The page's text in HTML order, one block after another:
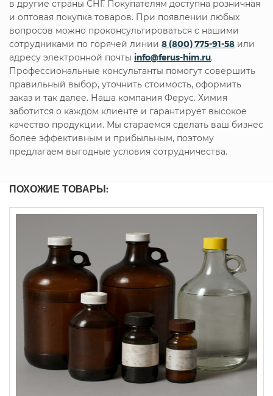
в другие страны СНГ. Покупателям доступна розничная
и оптовая покупка товаров. При появлении любых
вопросов можно проконсультироваться с нашими
сотрудниками по горячей линии 8 (800) 775-91-58 или
адресу электронной почты info@ferus-him.ru.
Профессиональные консультанты помогут совершить
правильный выбор, уточнить стоимость, оформить
заказ и так далее. Наша компания Ферус. Химия
заботится о каждом клиенте и гарантирует высокое
качество продукции. Мы стараемся сделать ваш бизнес
более эффективным и прибыльным, поэтому
предлагаем выгодные условия сотрудничества.
ПОХОЖИЕ ТОВАРЫ: